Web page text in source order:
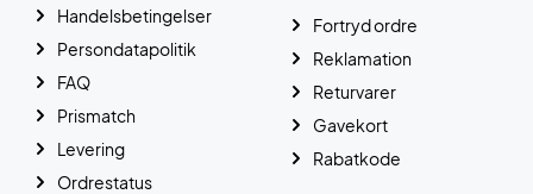
Handelsbetingelser
Persondatapolitik
FAQ
Prismatch
Levering
Ordrestatus
Fortryd ordre
Reklamation
Returvarer
Gavekort
Rabatkode